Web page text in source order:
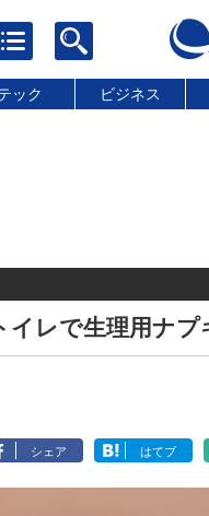
ック ビジネス
イレで生理用ナプ
シェア はてブ